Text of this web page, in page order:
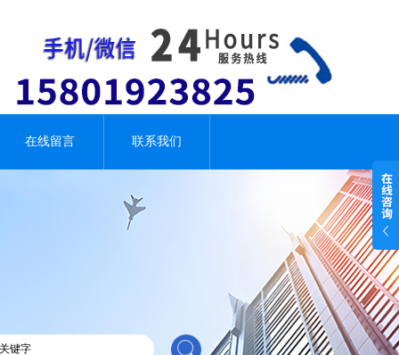
在线留言 联系我们